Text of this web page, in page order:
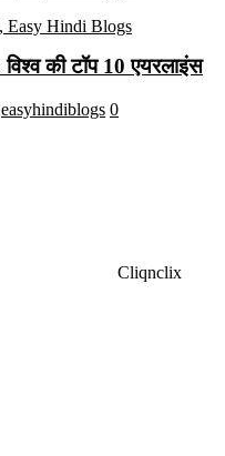
की टॉप 10 एयरलाइंस
easyhindiblogs 0